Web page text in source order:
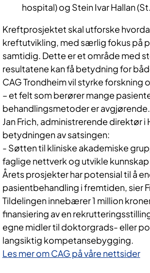
hospital) og Stein Ivar Hallan
Kreftprosjektet skal utforske
kreftutvikling, med særlig fokus på
samtidig. Dette er et område med
resultatene kan få betydning for
CAG Trondheim vil styrke
– et felt som berører mange
behandlingsmetoder er avgjørende.
Jan Frich, administrerende direktør
betydningen av satsingen:
- Søtten til kliniske akademiske
faglige nettverk og utvikle
Årets prosjekter har potensial til å
pasientbehandling i fremtiden, sier
Tildelingen innebærer 1 million
finansiering av en
egne midler til doktorgrads- eller
langsiktig kompetansebygging.
Les mer om CAG på våre nettsider